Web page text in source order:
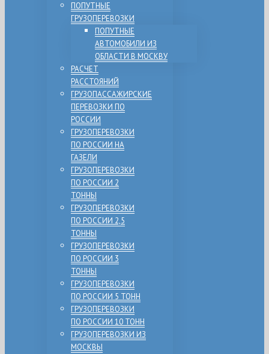
ПОПУТНЫЕ
ГРУЗОПЕРЕВОЗКИ
ПОПУТНЫЕ
АВТОМОБИЛИ ИЗ
ОБЛАСТИ В МОСКВУ
РАСЧЕТ
РАССТОЯНИЙ
ГРУЗОПАССАЖИРСКИЕ
ПЕРЕВОЗКИ ПО
РОССИИ
ГРУЗОПЕРЕВОЗКИ
ПО РОССИИ НА
ГАЗЕЛИ
ГРУЗОПЕРЕВОЗКИ
ПО РОССИИ 2
ТОННЫ
ГРУЗОПЕРЕВОЗКИ
ПО РОССИИ 2,5
ТОННЫ
ГРУЗОПЕРЕВОЗКИ
ПО РОССИИ 3
ТОННЫ
ГРУЗОПЕРЕВОЗКИ
ПО РОССИИ 5 ТОНН
ГРУЗОПЕРЕВОЗКИ
ПО РОССИИ 10 ТОНН
ГРУЗОПЕРЕВОЗКИ ИЗ
МОСКВЫ